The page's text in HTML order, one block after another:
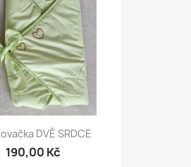
DVĚ SRDCE
190,00 Kč